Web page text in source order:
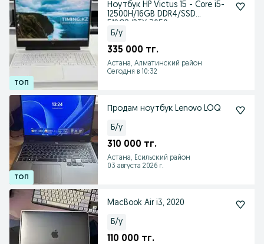
Ноутбук HP Victus 15 - Core i5-
12500H/16GB DDR4/SSD
Б/у
335 000 тг.
Астана, Алматинский район
Сегодня в 10:32
Продам ноутбук Lenovo LOQ
Б/у
310 000 тг.
Астана, Есильский район
03 августа 2026 г.
MacBook Air i3, 2020
Б/у
110 000 тг.